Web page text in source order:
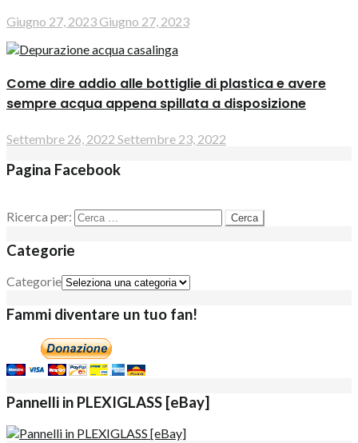
Giugno 27, 2023Giugno 27, 2023
Come dire addio alle bottiglie di plastica e avere
sempre acqua appena spillata a disposizione
Settembre 26, 2022 Settembre 23, 2022
Pagina Facebook
Ricerca per:
Categorie
Categorie
Fammi diventare un tuo fan!
Pannelli in PLEXIGLASS [eBay]